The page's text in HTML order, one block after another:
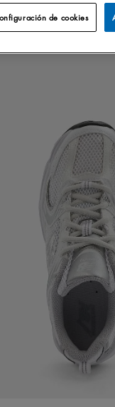
de cookies